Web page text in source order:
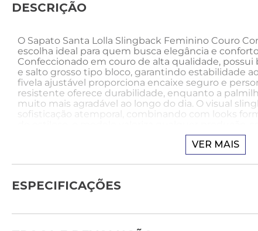
DESCRIÇÃO
O Sapato Santa Lolla Slingback Feminino Couro
escolha ideal para quem busca elegância e
Confeccionado em couro de alta qualidade,
e salto grosso tipo bloco, garantindo estabilidade
fivela ajustável proporciona encaixe seguro e
resistente oferece durabilidade, enquanto a
muito mais agradável ao longo do dia. O visual
sofisticação atemporal, combinando com looks
deseja charme e conforto em todas as ocasiões.
um vestido midi bege estruturado, blazer off-white
Acrescente acessórios dourados delicados e
para um evento social ou jantar refinado.
VER MAIS
ESPECIFICAÇÕES